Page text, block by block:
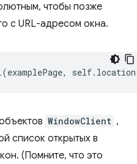
чтобы позже
с URL-адресом окна.
(examplePage, self. location
WindowClient ,
список открытых в
(Помните, что это